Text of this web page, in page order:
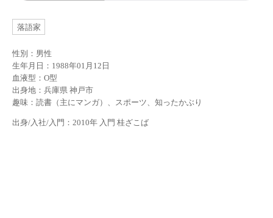
落語家
性別：男性
生年月日：1988年01月12日
血液型：O型
出身地：兵庫県 神戸市
趣味：読書（主にマンガ）、スポーツ、知ったかぶり
出身/入社/入門：2010年 入門 桂ざこば